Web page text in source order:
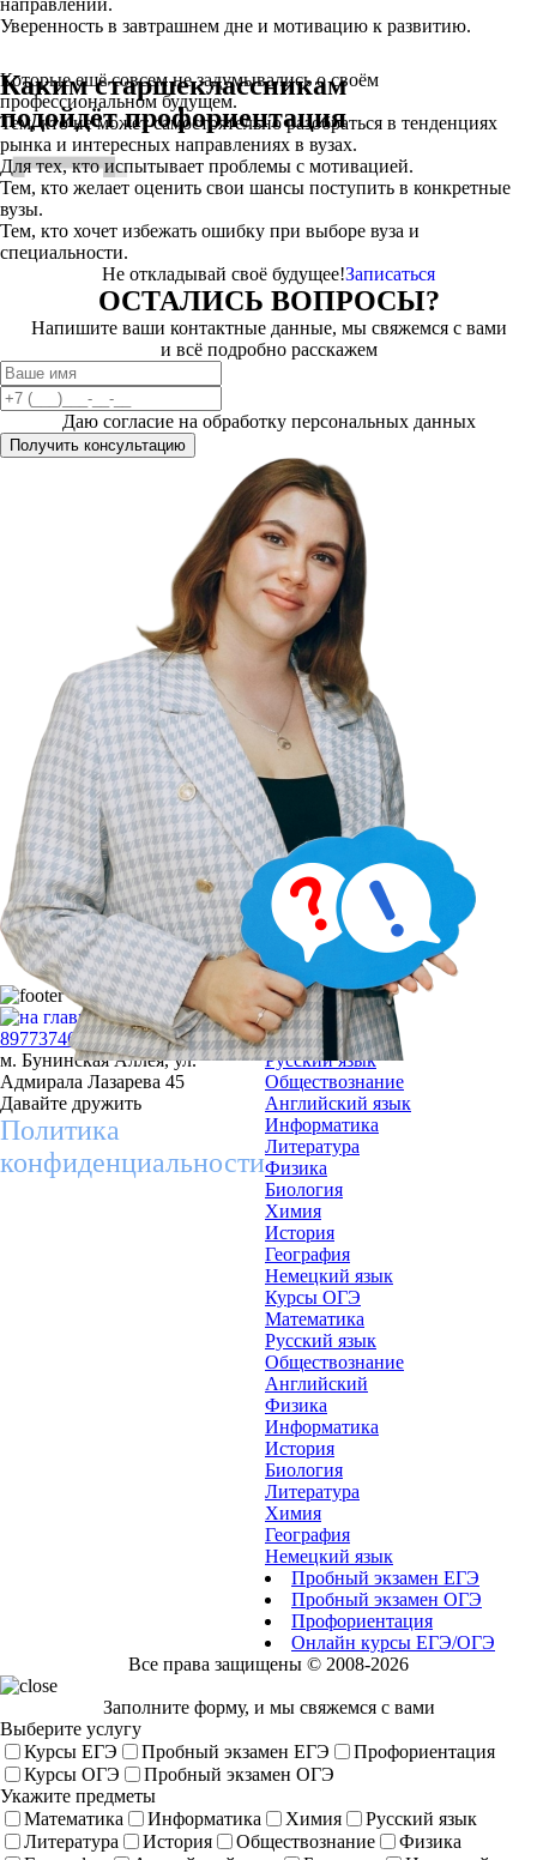
направлений.
Уверенность в завтрашнем дне и мотивацию к развитию.
Каким старшеклассникам
подойдёт профориентация
Которые ещё совсем не задумывались о своём
профессиональном будущем.
Тем, кто не может самостоятельно разобраться в тенденциях
рынка и интересных направлениях в вузах.
Для тех, кто испытывает проблемы с мотивацией.
Тем, кто желает оценить свои шансы поступить в конкретные
вузы.
Тем, кто хочет избежать ошибку при выборе вуза и
специальности.
Не откладывай своё будущее!Записаться
ОСТАЛИСЬ ВОПРОСЫ?
Напишите ваши контактные данные, мы свяжемся с вами
и всё подробно расскажем
Даю согласие на обработку персональных данных
Получить консультацию
89773746143
м. Бунинская Аллея, ул.
Адмирала Лазарева 45
Давайте дружить
Политика
конфиденциальности
Курсы ЕГЭ
Математика
Русский язык
Обществознание
Английский язык
Информатика
Литература
Физика
Биология
Химия
История
География
Немецкий язык
Курсы ОГЭ
Математика
Русский язык
Обществознание
Английский
Физика
Информатика
История
Биология
Литература
Химия
География
Немецкий язык
Пробный экзамен ЕГЭ
Пробный экзамен ОГЭ
Профориентация
Онлайн курсы ЕГЭ/ОГЭ
Все права защищены © 2008-2026
Заполните форму, и мы свяжемся с вами
Выберите услугу
Курсы ЕГЭ
Пробный экзамен ЕГЭ
Профориентация
Курсы ОГЭ
Пробный экзамен ОГЭ
Укажите предметы
Математика
Информатика Химия
Русский язык
Литература
История Обществознание
Физика